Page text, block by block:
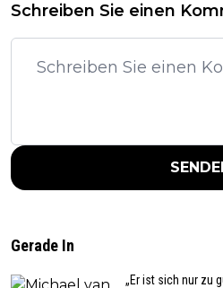
Schreiben Sie einen
Gerade In
„Er ist sich nur zu